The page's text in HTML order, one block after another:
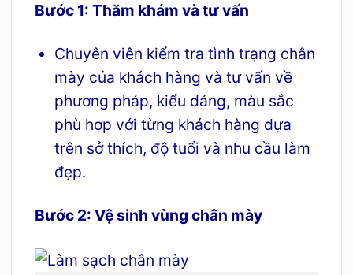
Bước 1: Thăm khám và tư vấn
Chuyên viên kiểm tra tình trạng chân
mày của khách hàng và tư vấn về
phương pháp, kiểu dáng, màu sắc
phù hợp với từng khách hàng dựa
trên sở thích, độ tuổi và nhu cầu làm
đẹp.
Bước 2: Vệ sinh vùng chân mày